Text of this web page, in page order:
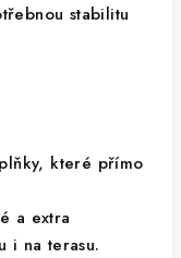
stabilitu
které přímo
a extra
i na terasu.